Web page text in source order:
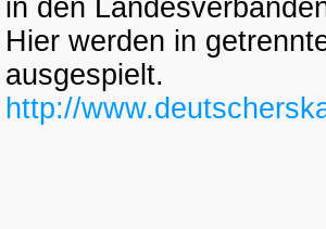
in den
Hier werden in
ausgespielt.
http://